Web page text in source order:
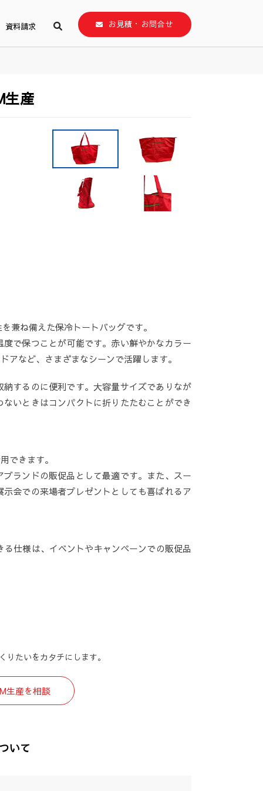
資料請求 お見積・お問合せ
生産
兼ね備えた保冷トートバッグです。
で保つことが可能です。赤い鮮やかなカラー
アなど、さまざまなシーンで活躍します。
するのに便利です。大容量サイズでありなが
いときはコンパクトに折りたたむことができ
できます。
ランドの販促品として最適です。また、スー
会での来場者プレゼントとしても喜ばれるア
仕様は、イベントやキャンペーンでの販促品
たいをカタチにします。
生産を相談
いて